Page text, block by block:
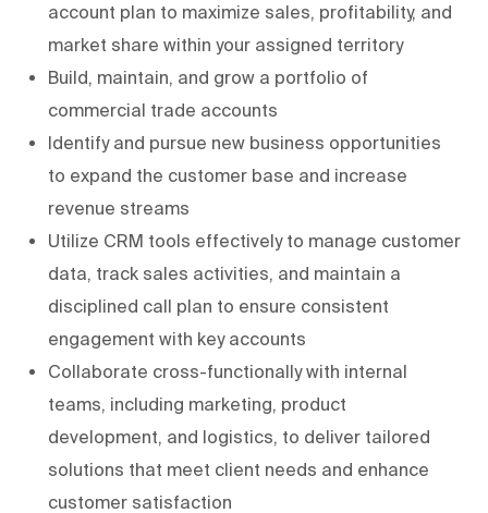
account plan to maximize sales, profitability, and
market share within your assigned territory
Build, maintain, and grow a portfolio of
commercial trade accounts
Identify and pursue new business opportunities
to expand the customer base and increase
revenue streams
Utilize CRM tools effectively to manage customer
data, track sales activities, and maintain a
disciplined call plan to ensure consistent
engagement with key accounts
Collaborate cross-functionally with internal
teams, including marketing, product
development, and logistics, to deliver tailored
solutions that meet client needs and enhance
customer satisfaction